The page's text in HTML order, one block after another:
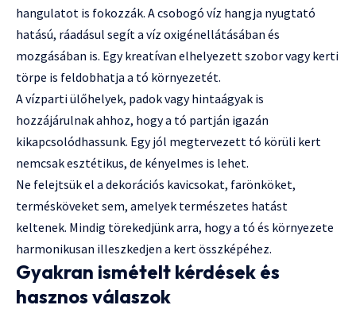
hangulatot is fokozzák. A csobogó víz hangja nyugtató
hatású, ráadásul segít a víz oxigénellátásában és
mozgásában is. Egy kreatívan elhelyezett szobor vagy kerti
törpe is feldobhatja a tó környezetét.
A vízparti ülőhelyek, padok vagy hintaágyak is
hozzájárulnak ahhoz, hogy a tó partján igazán
kikapcsolódhassunk. Egy jól megtervezett tó körüli kert
nemcsak esztétikus, de kényelmes is lehet.
Ne felejtsük el a dekorációs kavicsokat, farönköket,
termésköveket sem, amelyek természetes hatást
keltenek. Mindig törekedjünk arra, hogy a tó és környezete
harmonikusan illeszkedjen a kert összképéhez.
Gyakran ismételt kérdések és
hasznos válaszok